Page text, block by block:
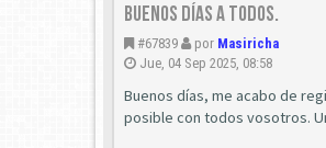
Buenos días a todos.
#67839 por Masiricha
Jue, 04 Sep 2025, 08:58
Buenos días, me acabo de
posible con todos vosotros.